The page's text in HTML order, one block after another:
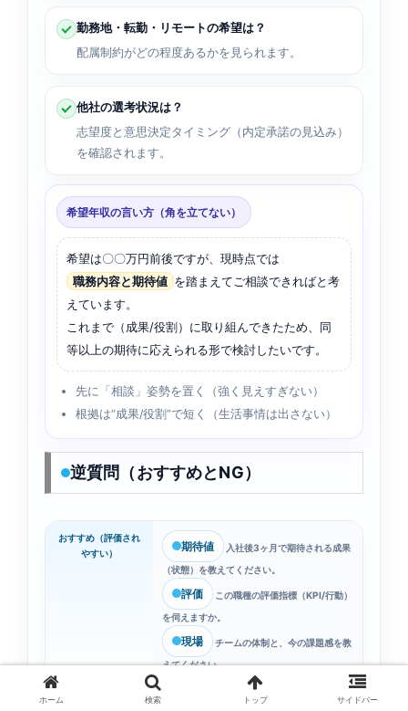
勤務地・転勤・リモートの希望は？
配属制約がどの程度あるかを見られます。
他社の選考状況は？
志望度と意思決定タイミング（内定承諾の見込み）
を確認されます。
希望年収の言い方（角を立てない）
希望は〇〇万円前後ですが、現時点では
職務内容と期待値 を踏まえてご相談できればと考
えています。
これまで（成果/役割）に取り組んできたため、同
等以上の期待に応えられる形で検討したいです。
先に「相談」姿勢を置く（強く見えすぎない）
根拠は“成果/役割”で短く（生活事情は出さない）
逆質問（おすすめとNG）
おすすめ（評価され
やすい）
期待値 入社後3ヶ月で期待される成果
（状態）を教えてください。
評価 この職種の評価指標（KPI/行動）
を伺えますか。
現場 チームの体制と、今の課題感を教
えてください。
注意（タイミング次
残業時間／福利厚生／休暇などは「聞き方」と
ホーム 検索 トップ サイドバー